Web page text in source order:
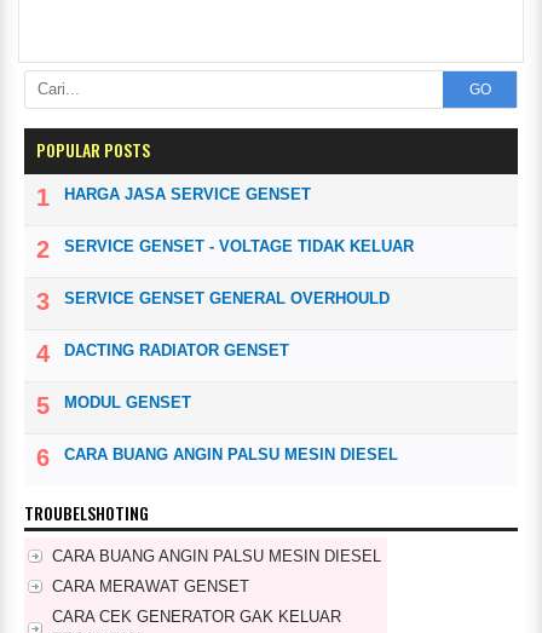
GO
POPULAR POSTS
HARGA JASA SERVICE GENSET
SERVICE GENSET - VOLTAGE TIDAK KELUAR
SERVICE GENSET GENERAL OVERHOULD
DACTING RADIATOR GENSET
MODUL GENSET
CARA BUANG ANGIN PALSU MESIN DIESEL
TROUBELSHOTING
CARA BUANG ANGIN PALSU MESIN DIESEL
CARA MERAWAT GENSET
CARA CEK GENERATOR GAK KELUAR